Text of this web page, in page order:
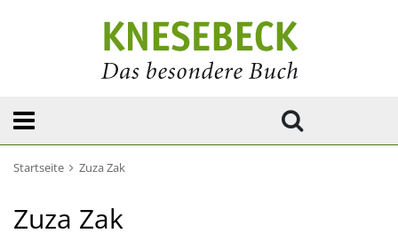
Startseite Zuza Zak
Zuza Zak